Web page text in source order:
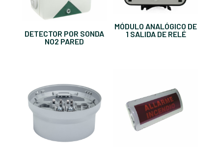
DETECTOR POR SONDA
NO2 PARED
MÓDULO ANALÓGICO DE
1 SALIDA DE RELÉ